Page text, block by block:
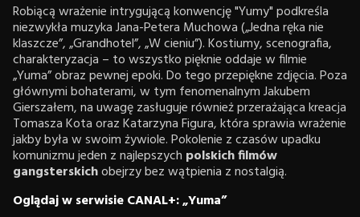
Robiącą wrażenie intrygującą konwencję "Yumy" podkreśla
niezwykła muzyka Jana-Petera Muchowa („Jedna ręka nie
klaszcze”, „Grandhotel”, „W cieniu”). Kostiumy, scenografia,
charakteryzacja – to wszystko pięknie oddaje w filmie
„Yuma” obraz pewnej epoki. Do tego przepiękne zdjęcia. Poza
głównymi bohaterami, w tym fenomenalnym Jakubem
Gierszałem, na uwagę zasługuje również przerażająca kreacja
Tomasza Kota oraz Katarzyna Figura, która sprawia wrażenie
jakby była w swoim żywiole. Pokolenie z czasów upadku
komunizmu jeden z najlepszych polskich filmów
gangsterskichobejrzy bez wątpienia z nostalgią.
Oglądaj w serwisie CANAL+: „Yuma”